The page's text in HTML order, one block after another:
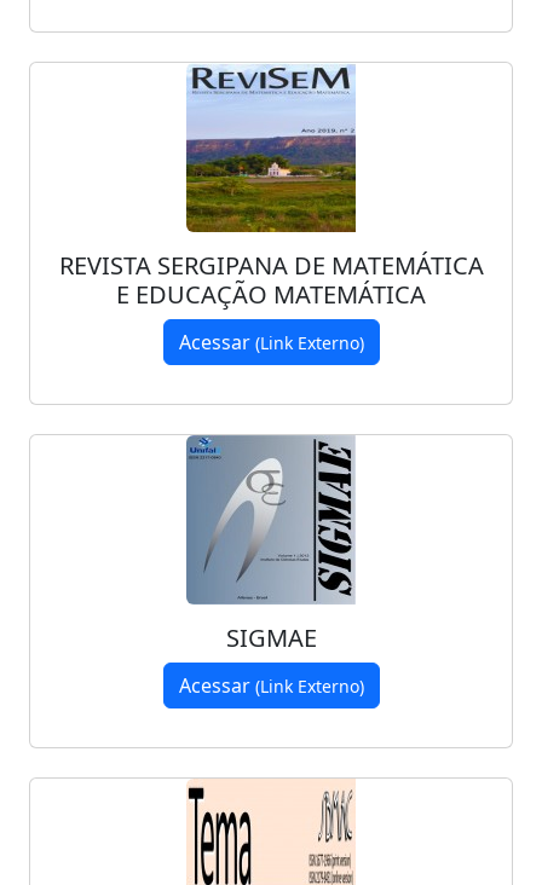
REVISTA SERGIPANA DE MATEMÁTICA
E EDUCAÇÃO MATEMÁTICA
Acessar (Link Externo)
SIGMAE
Acessar (Link Externo)